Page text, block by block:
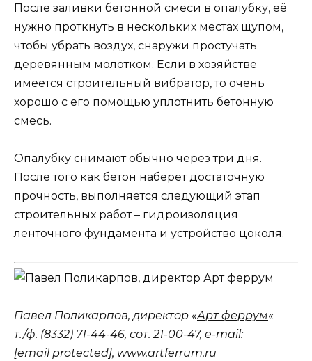
После заливки бетонной смеси в опалубку, её
нужно проткнуть в нескольких местах щупом,
чтобы убрать воздух, снаружи простучать
деревянным молотком. Если в хозяйстве
имеется строительный вибратор, то очень
хорошо с его помощью уплотнить бетонную
смесь.
Опалубку снимают обычно через три дня.
После того как бетон наберёт достаточную
прочность, выполняется следующий этап
строительных работ – гидроизоляция
ленточного фундамента и устройство цоколя.
Павел Поликарпов, директор «Арт феррум«
т./ф. (8332) 71-44-46, сот. 21-00-47, e-mail:
[email protected], www.artferrum.ru